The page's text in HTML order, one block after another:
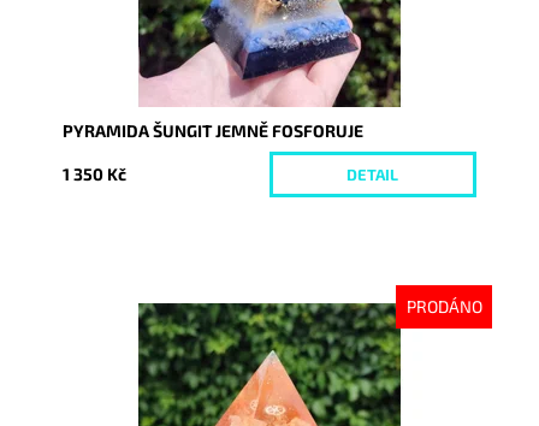
PYRAMIDA ŠUNGIT JEMNĚ FOSFORUJE
1 350 Kč DETAIL
PRODÁNO
Dostupnost:
Vyprodáno
8733